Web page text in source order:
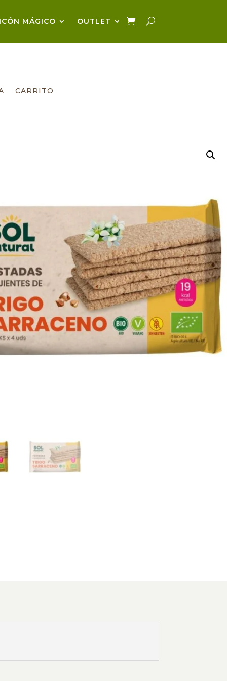
MÁGICO OUTLET
CARRITO